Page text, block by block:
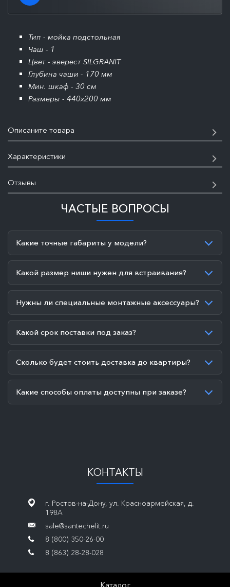
Тип - мойка подстольная
Чаш - 1
Цвет - эверест SILGRANIT
Глубина чаши - 170 мм
Мин. шкаф - 30 см
Размеры - 440x200 мм
Описаните товара
Характеристики
Отзывы
ЧАСТЫЕ ВОПРОСЫ
Какие точные габариты у модели?
Какой размер ниши нужен для встраивания?
Нужны ли специальные монтажные аксессуары?
Какой срок поставки под заказ?
Сколько будет стоить доставка до квартиры?
Какие способы оплаты доступны при заказе?
КОНТАКТЫ
г. Ростов-на-Дону, ул. Красноармейская, д.
198А
sale@santechelit.ru
8 (800) 350-26-00
8 (863) 28-28-028